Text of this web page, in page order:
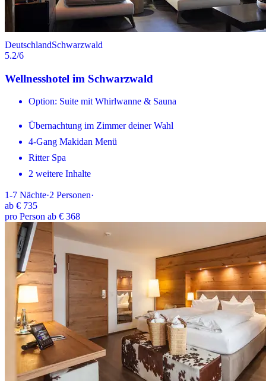
DeutschlandSchwarzwald
5.2/6
Wellnesshotel im Schwarzwald
Option: Suite mit Whirlwanne & Sauna
Übernachtung im Zimmer deiner Wahl
4-Gang Makidan Menü
Ritter Spa
2 weitere Inhalte
1-7 Nächte·2 Personen·
ab € 735
pro Person ab € 368